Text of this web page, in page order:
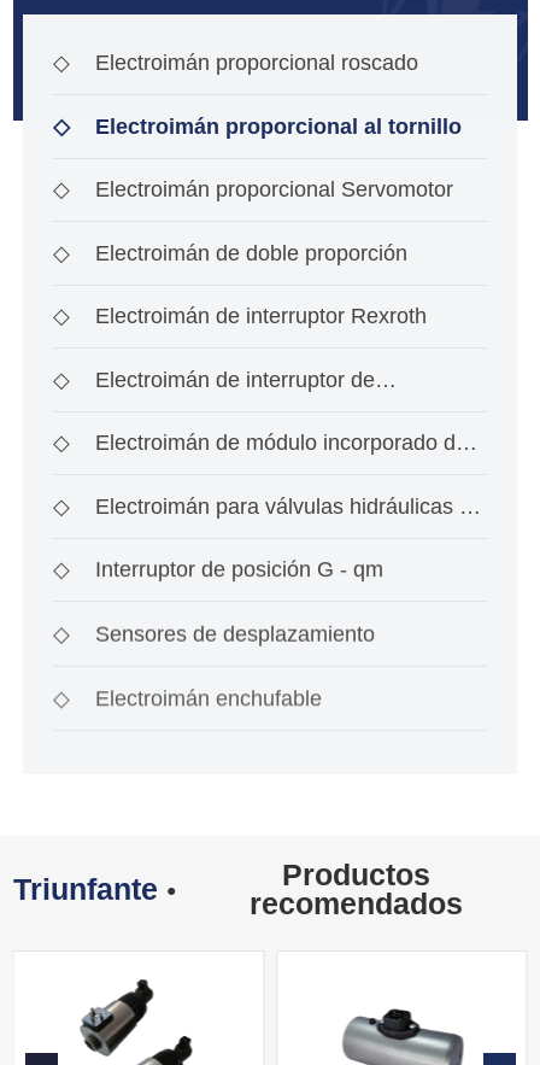
◇ Electroimán proporcional roscado
◇ Electroimán proporcional al tornillo
◇ Electroimán proporcional Servomotor
◇ Electroimán de doble proporción
◇ Electroimán de interruptor Rexroth
◇ Electroimán de interruptor de
investigación de ace
◇ Electroimán de módulo incorporado de
tipo interrup
◇ Electroimán para válvulas hidráulicas a
prueba de
◇ Interruptor de posición G - qm
◇ Sensores de desplazamiento
◇ Electroimán enchufable
Triunfante ●
Productos
recomendados